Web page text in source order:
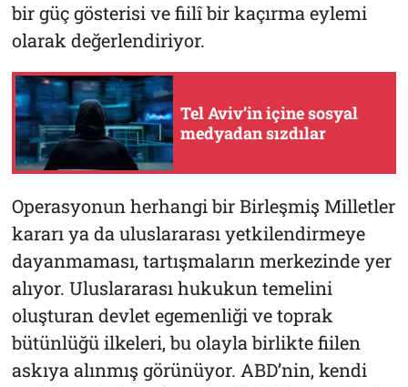
bir güç gösterisi ve fiilî bir kaçırma eylemi
olarak değerlendiriyor.
Tel Aviv’in içine sosyal
medyadan sızdılar
Operasyonun herhangi bir Birleşmiş Milletler
kararı ya da uluslararası yetkilendirmeye
dayanmaması, tartışmaların merkezinde yer
alıyor. Uluslararası hukukun temelini
oluşturan devlet egemenliği ve toprak
bütünlüğü ilkeleri, bu olayla birlikte fiilen
askıya alınmış görünüyor. ABD’nin, kendi